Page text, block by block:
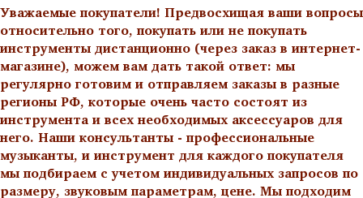
Уважаемые покупатели! Предвосхищая ваши вопросы
относительно того, покупать или не покупать
инструменты дистанционно (через заказ в интернет-
магазине), можем вам дать такой ответ: мы
регулярно готовим и отправляем заказы в разные
регионы РФ, которые очень часто состоят из
инструмента и всех необходимых аксессуаров для
него. Наши консультанты - профессиональные
музыканты, и инструмент для каждого покупателя
мы подбираем с учетом индивидуальных запросов по
размеру, звуковым параметрам, цене. Мы подходим